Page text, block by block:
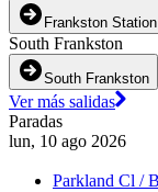
Frankston Station
South Frankston
South Frankston
Ver más salidas
Paradas
lun, 10 ago 2026
Parkland Cl /